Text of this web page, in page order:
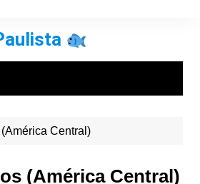
Central)
(América Central)